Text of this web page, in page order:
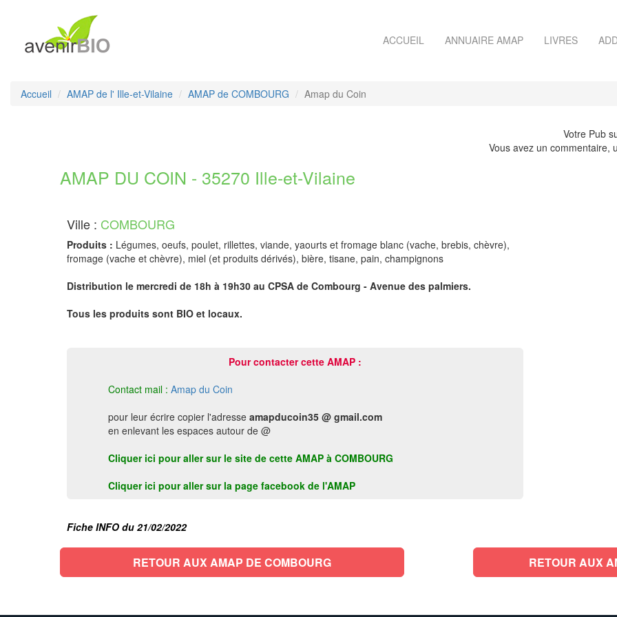
ACCUEIL ANNUAIRE AMAP LIVRES
Accueil AMAP de l' Ille-et-Vilaine AMAP de COMBOURG Amap du Coin
Votre Pub
Vous avez un commentaire,
AMAP DU COIN - 35270 Ille-et-Vilaine
Ville : COMBOURG
Produits : Légumes, oeufs, poulet, rillettes, viande, yaourts et fromage blanc (vache, brebis, chèvre),
fromage (vache et chèvre), miel (et produits dérivés), bière, tisane, pain, champignons
Distribution le mercredi de 18h à 19h30 au CPSA de Combourg - Avenue des palmiers.
Tous les produits sont BIO et locaux.
Pour contacter cette AMAP :
Contact mail : Amap du Coin
pour leur écrire copier l'adresse amapducoin35 @ gmail.com
en enlevant les espaces autour de @
Cliquer ici pour aller sur le site de cette AMAP à COMBOURG
Cliquer ici pour aller sur la page facebook de l'AMAP
Fiche INFO du 21/02/2022
RETOUR AUX AMAP DE COMBOURG RETOUR AUX